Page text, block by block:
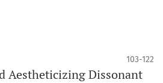
103-122
Aestheticizing Dissonant